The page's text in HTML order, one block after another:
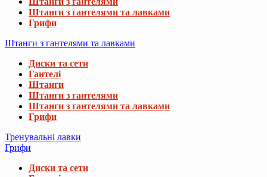
Штанги з гантелями та лавками
Грифи
Штанги з гантелями та лавками
Диски та сети
Гантелі
Штанги
Штанги з гантелями
Штанги з гантелями та лавками
Грифи
Тренувальні лавки
Грифи
Диски та сети